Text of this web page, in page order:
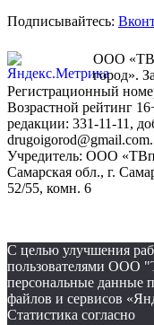
Подписывайтесь:
ООО
город».
Регистрационный
Возрастной рейтинг
редакции: 331-11-11,
Учредитель: ООО
Самарская обл., г.
52/55, комн. 6
С целью улучшения
пользователями ООО
персональные данные
файлов и сервисов
Статистика согласно